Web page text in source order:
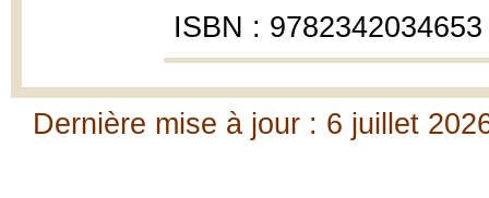
ISBN : 9782342034653
Dernière mise à jour : 6 juillet